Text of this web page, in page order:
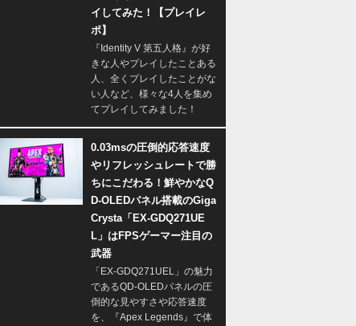
イしてみた！【プレイレ
ポ】
『Identity V 第五人格』が好
きな人やプレイしたことある
人、全くプレイしたことがな
い人など、様々な4人を集め
てプレイしてみました！
0.03msの圧倒的応答速度
やリフレッシュレートで勝
ちにこだわる！鮮やかなQ
D-OLEDパネル搭載のGiga
Crysta「EX-GDQ271UE
L」はFPSゲーマー注目の
武器
「EX-GDQ271UEL」の魅力
であるQD-OLEDパネルの圧
倒的な見やすさや応答速度
を、『Apex Legends』で体